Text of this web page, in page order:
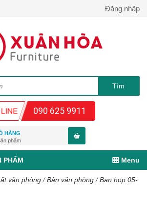
Đăng nhập
090 625 9911
HÀNG
phẩm
PHẨM Menu
văn phòng /Bàn văn phòng /Ban họp 05-